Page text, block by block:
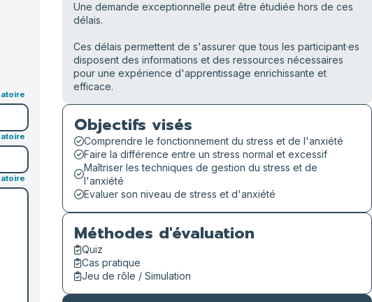
Une demande exceptionnelle peut être étudiée hors de ces
délais.
Ces délais permettent de s'assurer que tous les participant·es
disposent des informations et des ressources nécessaires
pour une expérience d'apprentissage enrichissante et
efficace.
Objectifs visés
Comprendre le fonctionnement du stress et de l'anxiété
Faire la différence entre un stress normal et excessif
Maîtriser les techniques de gestion du stress et de
l'anxiété
Evaluer son niveau de stress et d'anxiété
Méthodes d'évaluation
Quiz
Cas pratique
Jeu de rôle / Simulation